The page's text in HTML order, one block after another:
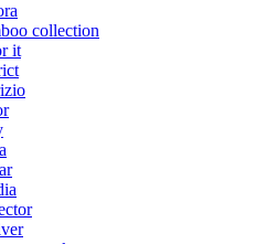
collection
it